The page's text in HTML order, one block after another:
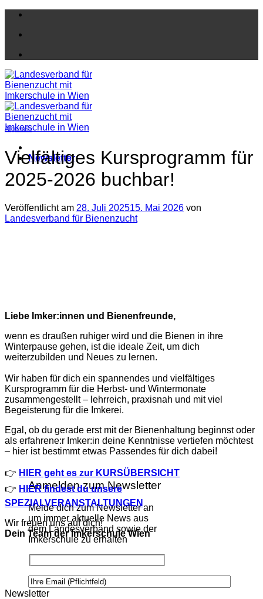
Zum
springen
Newsletter
Anmelden zum Newsletter
Melde dich zum Newsletter an
um immer aktuelle News aus
dem Landesverband sowie der
Imkerschule zu erhalten
Please leave this field empty.
Please leave this field empty.
Allgemein
Vielfältiges Kursprogramm für
2025-2026 buchbar!
Veröffentlicht am 28. Juli 202515. Mai 2026 von
Landesverband für Bienenzucht
Liebe Imker:innen und Bienenfreunde,
wenn es draußen ruhiger wird und die Bienen in ihre
Winterpause gehen, ist die ideale Zeit, um dich
weiterzubilden und Neues zu lernen.
Wir haben für dich ein spannendes und vielfältiges
Kursprogramm für die Herbst- und Wintermonate
zusammengestellt – lehrreich, praxisnah und mit viel
Begeisterung für die Imkerei.
Egal, ob du gerade erst mit der Bienenhaltung beginnst oder
als erfahrene:r Imker:in deine Kenntnisse vertiefen möchtest
– hier ist bestimmt etwas Passendes für dich dabei!
👉 HIER geht es zur KURSÜBERSICHT
👉 HIER findest du unsere
SPEZIALVERANSTALTUNGEN
Wir freuen uns auf dich!
Dein Team der Imkerschule Wien
Newsletter